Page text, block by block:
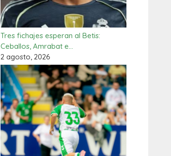
Tres fichajes esperan al Betis:
Ceballos, Amrabat e…
2 agosto, 2026